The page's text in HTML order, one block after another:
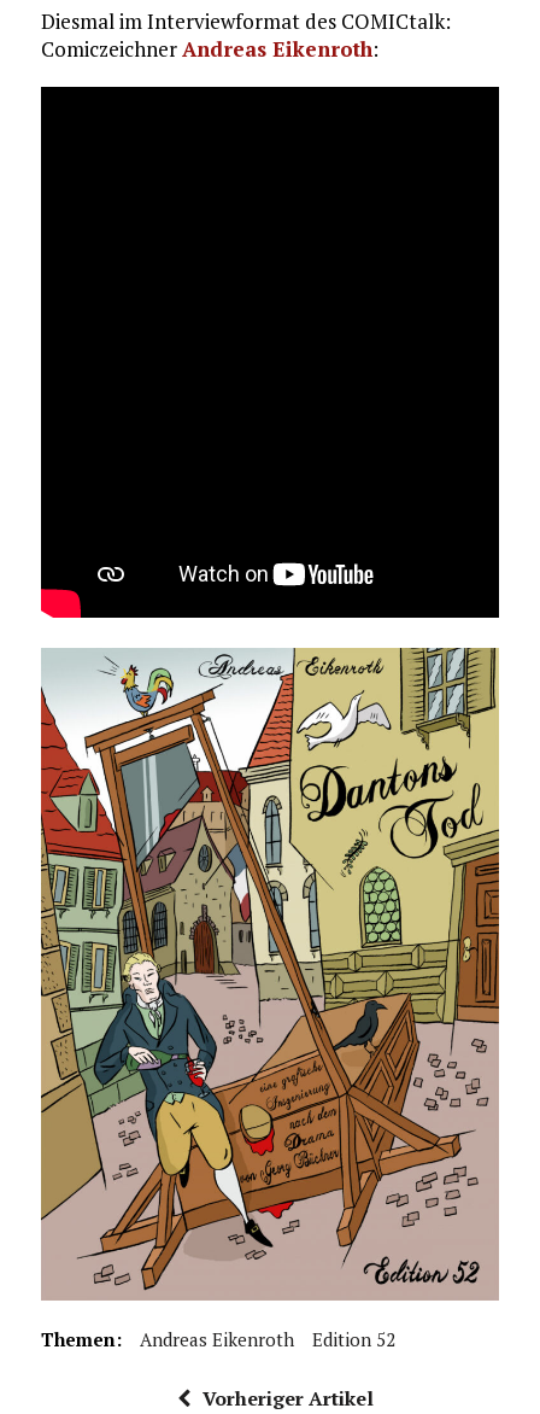
Diesmal im Interviewformat des COMICtalk:
Comiczeichner Andreas Eikenroth:
Themen: Andreas Eikenroth Edition 52
Vorheriger Artikel